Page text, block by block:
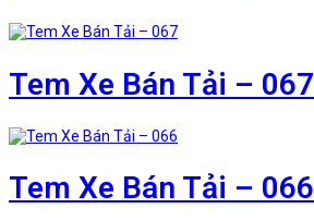
Tem Xe Bán Tải – 067
Tem Xe Bán Tải – 066